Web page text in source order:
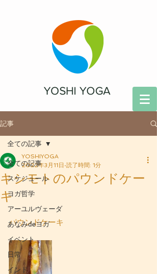
YOSHI YOGA
記事
全ての記事
スケジュール
ヨガ哲学
アーユルヴェーダ
あなみdeヨガ
イベント
日常
インド
全ての記事
キシモトのパウンドケー
キ
YOSHIYOGA
2022年3月11日 読了時間: 1分
パウンドケーキ